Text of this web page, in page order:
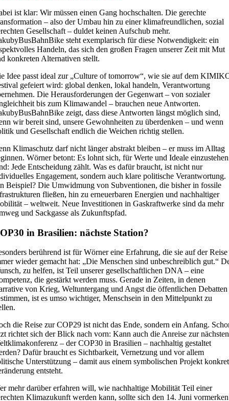
ist klar: Wir müssen einen Gang hochschalten. Die gerechte
– also der Umbau hin zu einer klimafreundlichen, sozial
Gesellschaft – duldet keinen Aufschub mehr.
steht exemplarisch für diese Notwendigkeit: ein
Handeln, das sich den großen Fragen unserer Zeit mit Mut
konkreten Alternativen stellt.
Idee passt ideal zur „Culture of tomorrow“, wie sie auf dem
gefeiert wird: global denken, lokal handeln, Verantwortung
Die Herausforderungen der Gegenwart – von sozialer
bis zum Klimawandel – brauchen neue Antworten.
zeigt, dass diese Antworten längst möglich sind,
wir bereit sind, unsere Gewohnheiten zu überdenken – und wenn
und Gesellschaft endlich die Weichen richtig stellen.
Klimaschutz darf nicht länger abstrakt bleiben – er muss im Alltag
Wörner betont: Es lohnt sich, für Werte und Ideale
Jede Entscheidung zählt. Was es dafür braucht, ist nicht nur
Engagement, sondern auch klare politische Verantwortung.
Beispiel? Die Umwidmung von Subventionen, die bisher in fossile
fließen, hin zu erneuerbaren Energien und nachhaltiger
– weltweit. Neue Investitionen in Gaskraftwerke sind da mehr
und Sackgasse als Zukunftspfad.
in Brasilien: nächste Station?
berührend ist für Wörner eine Erfahrung, die sie auf der Reise
wieder gemacht hat: „Die Menschen sind unbeschreiblich gut.“
zu helfen, ist Teil unserer gesellschaftlichen DNA – eine
die gestärkt werden muss. Gerade in Zeiten, in denen
von Krieg, Weltuntergang und Angst die öffentlichen Debatten
ist es umso wichtiger, Menschsein in den Mittelpunkt zu
die Reise zur COP29 ist nicht das Ende, sondern ein Anfang.
richtet sich der Blick nach vorn: Kann auch die Anreise zur nächsten
– der COP30 in Brasilien – nachhaltig gestaltet
Dafür braucht es Sichtbarkeit, Vernetzung und vor allem
Unterstützung – damit aus einem symbolischen Projekt
entsteht.
mehr darüber erfahren will, wie nachhaltige Mobilität Teil einer
Klimazukunft werden kann, sollte sich den 14. Juni